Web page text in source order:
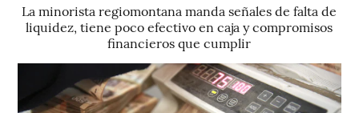
La minorista regiomontana manda señales de falta de
liquidez, tiene poco efectivo en caja y compromisos
financieros que cumplir